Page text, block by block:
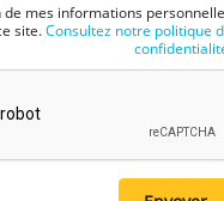
de mes informations
site.Consultez notre politique